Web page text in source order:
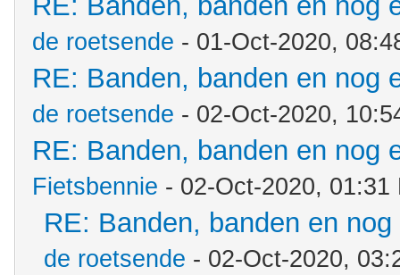
de roetsende - 01-Oct-2020,
RE: Banden, banden en nog
de roetsende - 02-Oct-2020,
RE: Banden, banden en nog
Fietsbennie - 02-Oct-2020, 01:31
RE: Banden, banden en
de roetsende - 02-Oct-2020,